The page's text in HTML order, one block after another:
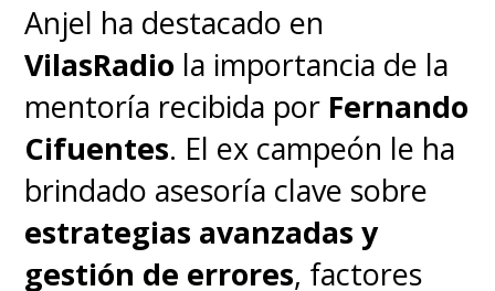
Anjel ha destacado en
VilasRadio la importancia de la
mentoría recibida por Fernando
Cifuentes. El ex campeón le ha
brindado asesoría clave sobre
estrategias avanzadas y
gestión de errores, factores